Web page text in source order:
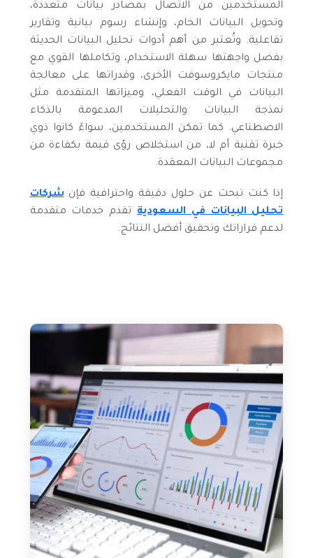
المستخدمين من الاتصال بمصادر بيانات متعددة،
وتحويل البيانات الخام، وإنشاء رسوم بيانية وتقارير
تفاعلية. وتُعتبر من أهم أدوات تحليل البيانات الحديثة
بفضل واجهتها سهلة الاستخدام، وتكاملها القوي مع
منتجات مايكروسوفت الأخرى، وقدراتها على معالجة
البيانات في الوقت الفعلي، وميزاتها المتقدمة مثل
نمذجة البيانات والتحليلات المدعومة بالذكاء
الاصطناعي. كما تمكن المستخدمين، سواءً كانوا ذوي
خبرة تقنية أم لا، من استخلاص رؤى قيمة بكفاءة من
مجموعات البيانات المعقدة.
إذا كنت تبحث عن حلول دقيقة واحترافية فإنشركات
تحليل البيانات في السعوديةتقدم خدمات متقدمة
لدعم قراراتك وتحقيق أفضل النتائج.